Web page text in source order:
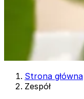
Strona główna
Zespół